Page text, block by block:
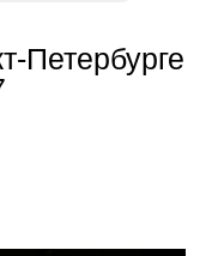
Петербурге